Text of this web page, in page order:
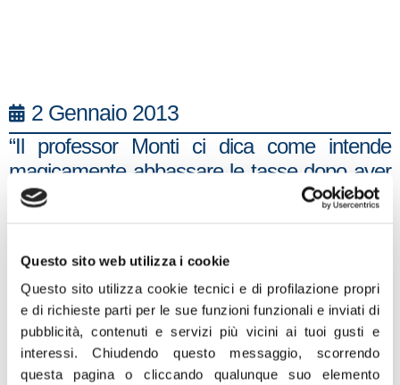
Questo sito web utilizza i cookie
Questo sito utilizza cookie tecnici e di profilazione propri
e di richieste parti per le sue funzioni funzionali e inviati di
pubblicità, contenuti e servizi più vicini ai tuoi gusti e
interessi.Chiudendo questo messaggio, scorrendo
questa pagina o cliccando qualunque suo elemento
2 Gennaio 2013
“Il professor Monti ci dica come intende
magicamente abbassare le tasse dopo aver
imposto agli italiani un aumento fiscale
mistero e soprattutto non sappiamo come
intende ridurre le tasse senza toccare il
sistema assistenziale, dal quale invece è
necessario far partire una rivoluzione del
welfare. La grande sfida che ci attende è